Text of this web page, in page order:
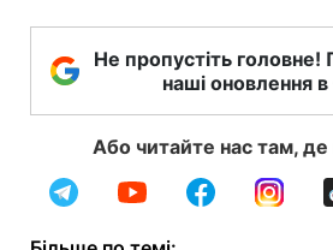
Не пропустіть головне!
наші оновлення
Або читайте нас там, де